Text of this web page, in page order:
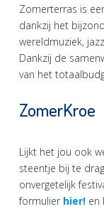
Zomerterras is
dankzij het
wereldmuziek,
Dankzij de
van het
ZomerKroe
Lijkt het jou ook
steentje bij te
onvergetelijk
formulier hier! en